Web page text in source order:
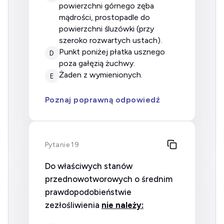
powierzchni górnego zęba
mądrości, prostopadle do
powierzchni śluzówki (przy
szeroko rozwartych ustach).
D
punkt poniżej płatka usznego
poza gałęzią żuchwy.
E żaden z wymienionych.
Poznaj poprawną odpowiedź
Pytanie 19
Do właściwych stanów
przednowotworowych o średnim
prawdopodobieństwie
zezłośliwienia nie należy: